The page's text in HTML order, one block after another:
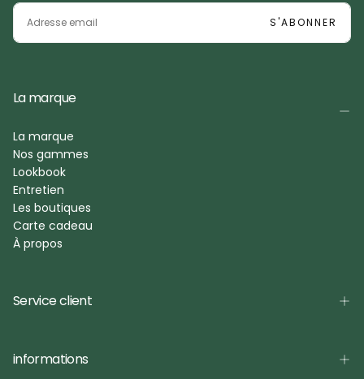
EMAIL
S'ABONNER
La marque
La marque
Nos gammes
Lookbook
Entretien
Les boutiques
Carte cadeau
À propos
Service client
informations